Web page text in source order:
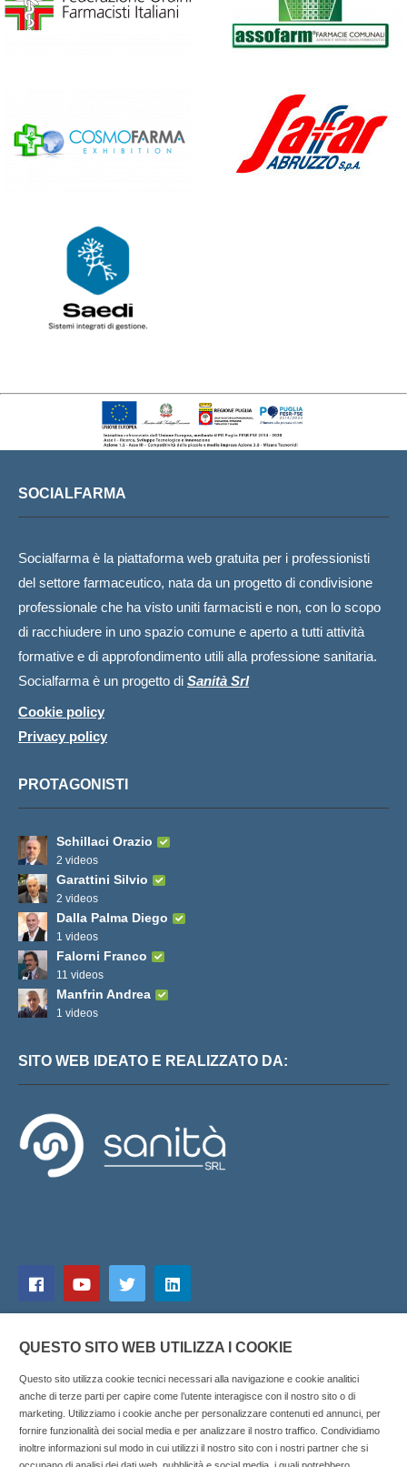
SOCIALFARMA
Socialfarma è la piattaforma web gratuita per i professionisti
del settore farmaceutico, nata da un progetto di condivisione
professionale che ha visto uniti farmacisti e non, con lo scopo
di racchiudere in uno spazio comune e aperto a tutti attività
formative e di approfondimento utili alla professione sanitaria.
Socialfarma è un progetto di Sanità Srl
Cookie policy
Privacy policy
PROTAGONISTI
Schillaci Orazio
2 videos
Garattini Silvio
2 videos
Dalla Palma Diego
1 videos
Falorni Franco
11 videos
Manfrin Andrea
1 videos
SITO WEB IDEATO E REALIZZATO DA:
QUESTO SITO WEB UTILIZZA I COOKIE
Questo sito utilizza cookie tecnici necessari alla navigazione e cookie analitici
anche di terze parti per capire come l’utente interagisce con il nostro sito o di
marketing. Utilizziamo i cookie anche per personalizzare contenuti ed annunci, per
fornire funzionalità dei social media e per analizzare il nostro traffico. Condividiamo
inoltre informazioni sul modo in cui utilizzi il nostro sito con i nostri partner che si